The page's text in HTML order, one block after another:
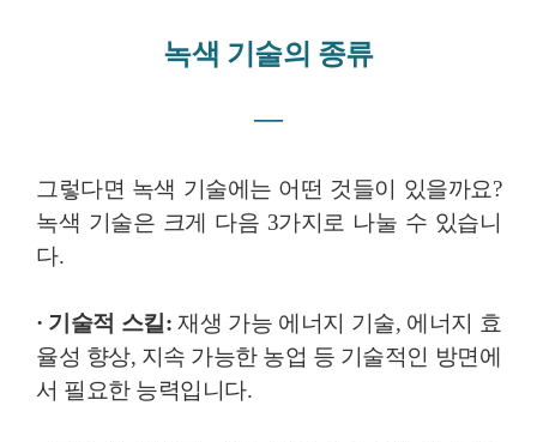
녹색 기술의 종류
―
그렇다면 녹색 기술에는 어떤 것들이 있을까요?
녹색 기술은 크게 다음 3가지로 나눌 수 있습니
다.
· 기술적 스킬:재생 가능 에너지 기술, 에너지 효
율성 향상, 지속 가능한 농업 등 기술적인 방면에
서 필요한 능력입니다.